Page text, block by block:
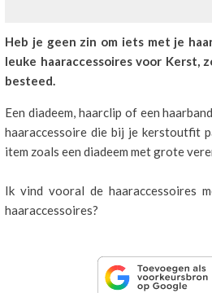
Heb je geen zin om iets met je
leuke haaraccessoires voor
besteed.
Een diadeem, haarclip of een
haaraccessoire die bij je kerstoutfit
item zoals een diadeem met grote
Ik vind vooral de haaraccessoires
haaraccessoires?